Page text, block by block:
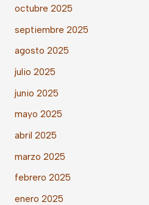
octubre 2025
septiembre 2025
agosto 2025
julio 2025
junio 2025
mayo 2025
abril 2025
marzo 2025
febrero 2025
enero 2025